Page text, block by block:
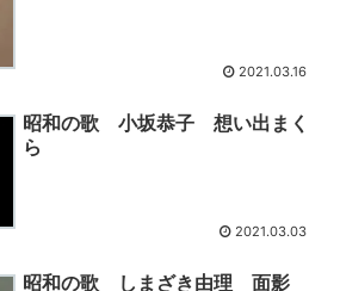
2021.03.16
昭和の歌 小坂恭子 想い出まく
ら
2021.03.03
昭和の歌 しまざき由理 面影